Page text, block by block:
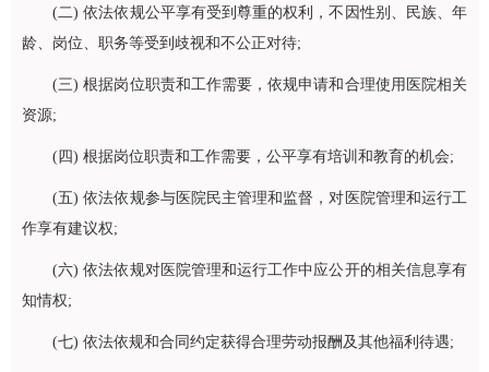
(二) 依法依规公平享有受到尊重的权利，不因性别、民族、年
龄、岗位、职务等受到歧视和不公正对待;
(三) 根据岗位职责和工作需要，依规申请和合理使用医院相关
资源;
(四) 根据岗位职责和工作需要，公平享有培训和教育的机会;
(五) 依法依规参与医院民主管理和监督，对医院管理和运行工
作享有建议权;
(六) 依法依规对医院管理和运行工作中应公开的相关信息享有
知情权;
(七) 依法依规和合同约定获得合理劳动报酬及其他福利待遇;